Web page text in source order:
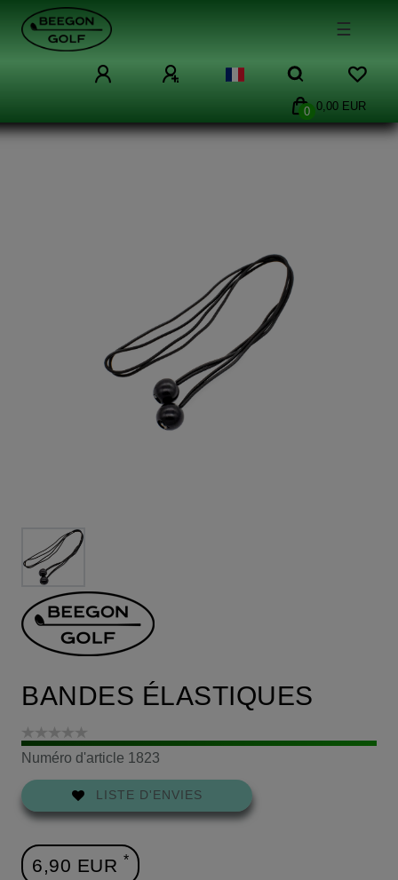
☰
0 0,00 EUR
BANDES ÉLASTIQUES
Numéro d'article 1823
LISTE D'ENVIES
6,90 EUR *